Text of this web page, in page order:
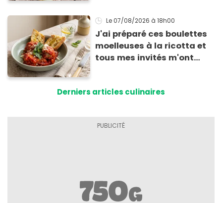
Le 07/08/2026 à 18h00
J'ai préparé ces boulettes
moelleuses à la ricotta et
tous mes invités m'ont
Derniers articles culinaires